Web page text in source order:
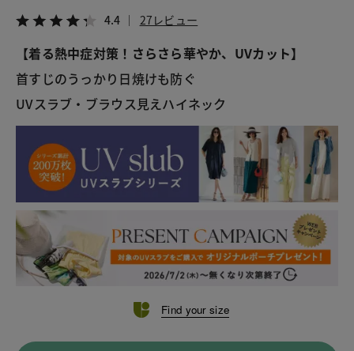
4.4 27レビュー
【着る熱中症対策！さらさら華やか、UVカット】
首すじのうっかり日焼けも防ぐ
UVスラブ・ブラウス見えハイネック
Find your size
LINE X